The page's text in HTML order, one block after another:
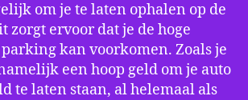
om je te laten ophalen op de
zorgt ervoor dat je de hoge
kan voorkomen. Zoals je
een hoop geld om je auto
te laten staan, al helemaal als